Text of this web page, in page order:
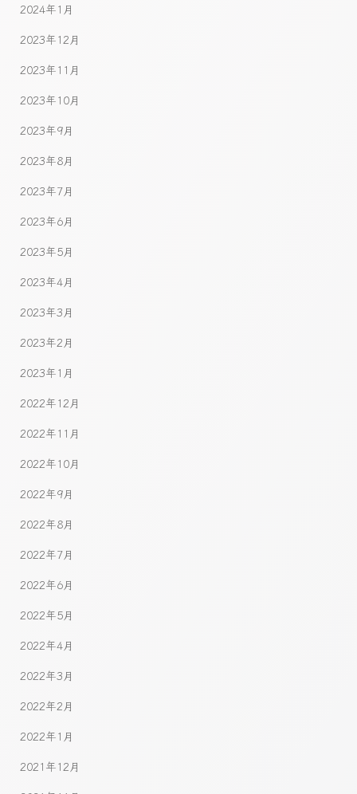
2024年1月
2023年12月
2023年11月
2023年10月
2023年9月
2023年8月
2023年7月
2023年6月
2023年5月
2023年4月
2023年3月
2023年2月
2023年1月
2022年12月
2022年11月
2022年10月
2022年9月
2022年8月
2022年7月
2022年6月
2022年5月
2022年4月
2022年3月
2022年2月
2022年1月
2021年12月